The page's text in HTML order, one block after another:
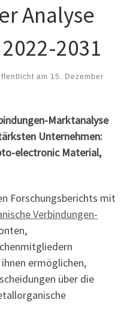
Analyse
2031
am 15. Dezember
Marktanalyse
Unternehmen:
electronic Material,
Forschungsberichts mit
Verbindungen-
ermöglichen,
über die